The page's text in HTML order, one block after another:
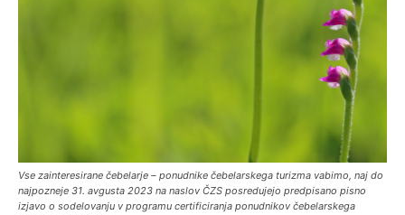
Vse zainteresirane čebelarje – ponudnike čebelarskega turizma vabimo, naj do
najpozneje 31. avgusta 2023 na naslov ČZS posredujejo predpisano pisno
izjavo o sodelovanju v programu certificiranja ponudnikov čebelarskega